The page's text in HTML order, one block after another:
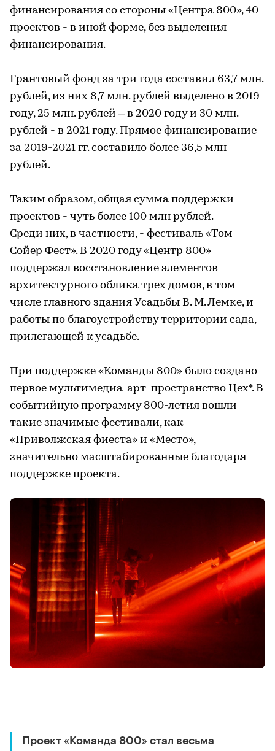
финансирования со стороны «Центра 800», 40
проектов - в иной форме, без выделения
финансирования.
Грантовый фонд за три года составил 63,7 млн.
рублей, из них 8,7 млн. рублей выделено в 2019
году, 25 млн. рублей – в 2020 году и 30 млн.
рублей - в 2021 году. Прямое финансирование
за 2019-2021 гг. составило более 36,5 млн
рублей.
Таким образом, общая сумма поддержки
проектов - чуть более 100 млн рублей.
Среди них, в частности, - фестиваль «Том
Сойер Фест». В 2020 году «Центр 800»
поддержал восстановление элементов
архитектурного облика трех домов, в том
числе главного здания Усадьбы В. М. Лемке, и
работы по благоустройству территории сада,
прилегающей к усадьбе.
При поддержке «Команды 800» было создано
первое мультимедиа-арт-пространство Цех*. В
событийную программу 800-летия вошли
такие значимые фестивали, как
«Приволжская фиеста» и «Место»,
значительно масштабированные благодаря
поддержке проекта.
Проект «Команда 800» стал весьма